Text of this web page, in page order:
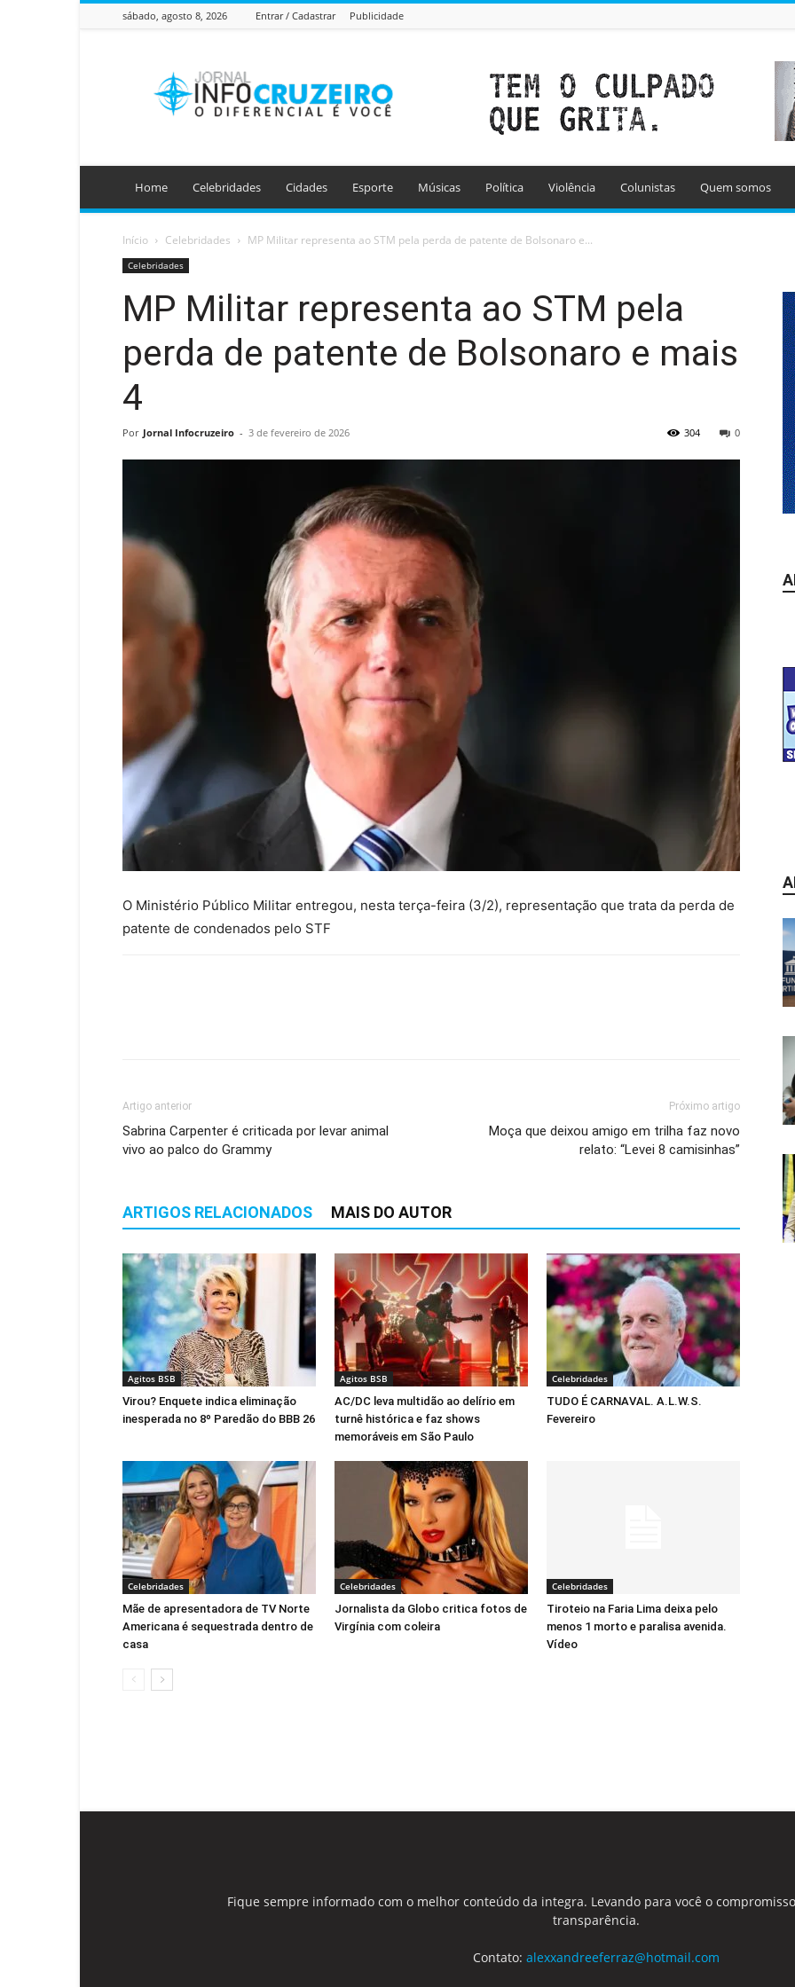
sábado, agosto 8, 2026 Entrar / Cadastrar Publicidade
Info
Cruzeiro
Home Celebridades Cidades Esporte Músicas Política Violência Colunistas Quem somos
Início Celebridades MP Militar representa ao STM pela perda de patente de Bolsonaro e...
Celebridades
MP Militar representa ao STM pela
perda de patente de Bolsonaro e mais
4
Por Jornal Infocruzeiro - 3 de fevereiro de 2026 0
304
O Ministério Público Militar entregou, nesta terça-feira (3/2), representação que trata da perda de
patente de condenados pelo STF
Artigo anterior
Sabrina Carpenter é criticada por levar animal
vivo ao palco do Grammy
Próximo artigo
Moça que deixou amigo em trilha faz novo
relato: “Levei 8 camisinhas”
ARTIGOS RELACIONADOS MAIS DO AUTOR
Agitos BSB
Virou? Enquete indica eliminação
inesperada no 8º Paredão do BBB 26
Agitos BSB
AC/DC leva multidão ao delírio em
turnê histórica e faz shows
memoráveis em São Paulo
Celebridades
TUDO É CARNAVAL. A.L.W.S.
Fevereiro
Celebridades
Mãe de apresentadora de TV Norte
Americana é sequestrada dentro de
casa
Celebridades
Jornalista da Globo critica fotos de
Virgínia com coleira
Celebridades
Tiroteio na Faria Lima deixa pelo
menos 1 morto e paralisa avenida.
Vídeo
Fique sempre informado com o melhor conteúdo da integra. Levando para você o
transparência.
Contato: alexxandreeferraz@hotmail.com